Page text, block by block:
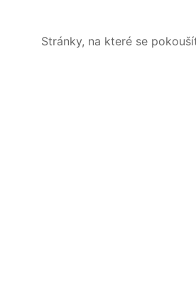
Stránky, na které se